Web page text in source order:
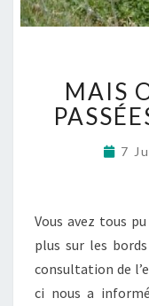
MAIS
7
Vous avez tous
plus sur les
consultation de
ci nous a